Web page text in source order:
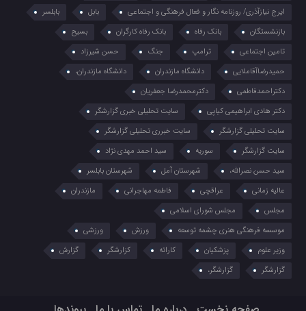
ایرج نیازآذری/ روزنامه نگار و فعال فرهنگی و اجتماعی
بابل
بابلسر
بازنشستگان
بانک رفاه بانک رفاه کارگران
بسیح
تامین اجتماعی
ترامپ جنگ
حسن شیرزاد
حمیدرضاآقاملایی
دانشگاه مازندران
دانشگاه مازندران،
دکتراحمدفاطمی
دکترمحمدرضا جعفریان
دکتر هادی ابراهیمی کیاپی
سایت تحلیلی خبری گزارشگر
سایت تحلیلی گزارشگر
سایت خبرری تحلیلی گزارشگر
سایت گزارشگر
سوریه
سید احمد مهدی نژاد
سید حسن نصرالله،
شهرستان آمل
شهرستان بابلسر
عالیه زمانی
عراقچی فاطمه مهاجرانی
مازندران
مجلس
مجلس شورای اسلامی
موسسه فرهنگی هنری چشمه توسعه
ورزش
ورزشی
وزیر علوم
پزشکیان کاراته کزارشگر
گزارش
گزارشگر
گزارشگر،